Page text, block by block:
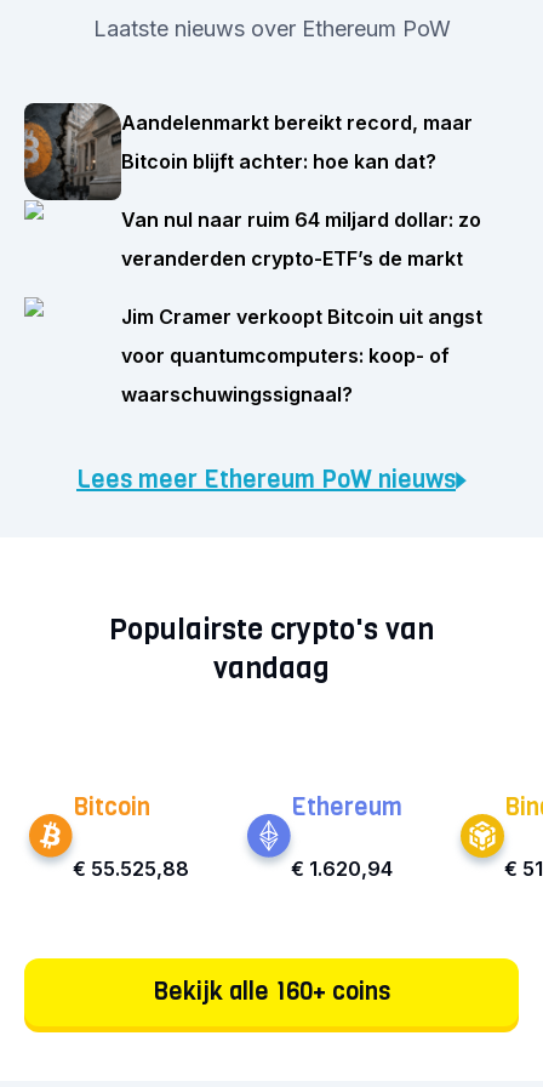
Laatste nieuws over Ethereum PoW
Aandelenmarkt bereikt record, maar
Bitcoin blijft achter: hoe kan dat?
Van nul naar ruim 64 miljard dollar: zo
veranderden crypto-ETF’s de markt
Jim Cramer verkoopt Bitcoin uit angst
voor quantumcomputers: koop- of
waarschuwingssignaal?
Lees meer Ethereum PoW nieuws
Populairste crypto's van
vandaag
Bitcoin
€ 55.525,88
Ethereum
€ 1.620,94 €
Bekijk alle 160+ coins